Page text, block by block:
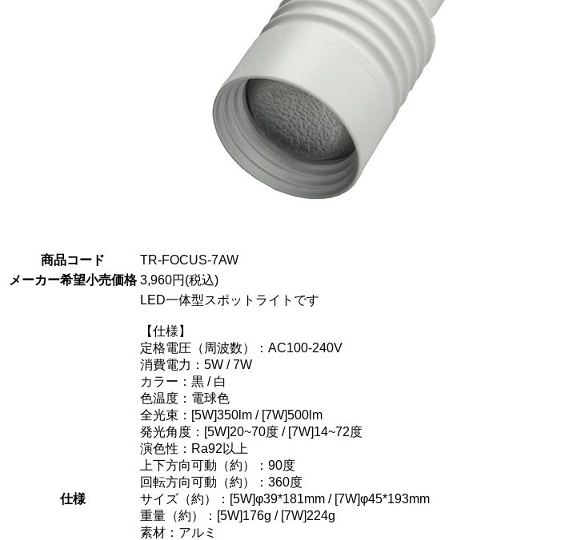
商品コード
TR-FOCUS-7AW
メーカー希望小売価格 3,960円(税込)
仕様
LED一体型スポットライトです
【仕様】
定格電圧（周波数）：AC100-240V
消費電力：5W / 7W
カラー：黒 / 白
色温度：電球色
全光束：[5W]350lm / [7W]500lm
発光角度：[5W]20~70度 / [7W]14~72度
演色性：Ra92以上
上下方向可動（約）：90度
回転方向可動（約）：360度
サイズ（約）：[5W]φ39*181mm / [7W]φ45*193mm
重量（約）：[5W]176g / [7W]224g
素材：アルミ